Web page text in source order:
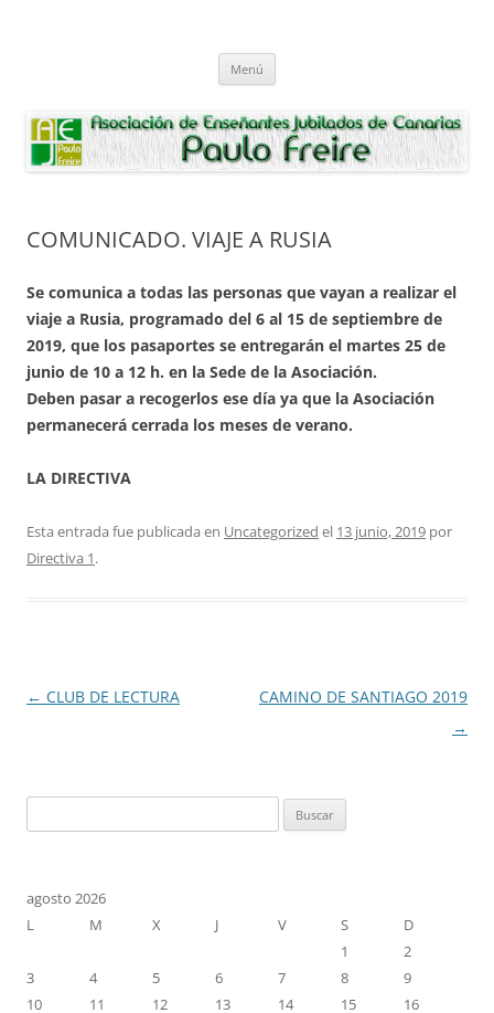
Paulo Freire
Menú
COMUNICADO. VIAJE A RUSIA
Se comunica a todas las personas que vayan a realizar el
viaje a Rusia, programado del 6 al 15 de septiembre de
2019, que los pasaportes se entregarán el martes 25 de
junio de 10 a 12 h. en la Sede de la Asociación.
Deben pasar a recogerlos ese día ya que la Asociación
permanecerá cerrada los meses de verano.
LA DIRECTIVA
Esta entrada fue publicada en Uncategorized el 13 junio, 2019 por
Directiva 1.
Navegación
← CLUB DE LECTURA
CAMINO DE SANTIAGO 2019
→
agosto 2026
L
M X J V S
D
1
2
3
4 5 6 7 8
9
10
11 12 13 14 15
16